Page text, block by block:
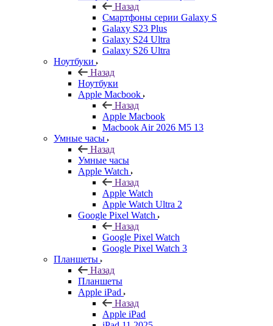
Назад
Смартфоны серии Galaxy S
Galaxy S23 Plus
Galaxy S24 Ultra
Galaxy S26 Ultra
Ноутбуки
Назад
Ноутбуки
Apple Macbook
Назад
Apple Macbook
Macbook Air 2026 M5 13
Умные часы
Назад
Умные часы
Apple Watch
Назад
Apple Watch
Apple Watch Ultra 2
Google Pixel Watch
Назад
Google Pixel Watch
Google Pixel Watch 3
Планшеты
Назад
Планшеты
Apple iPad
Назад
Apple iPad